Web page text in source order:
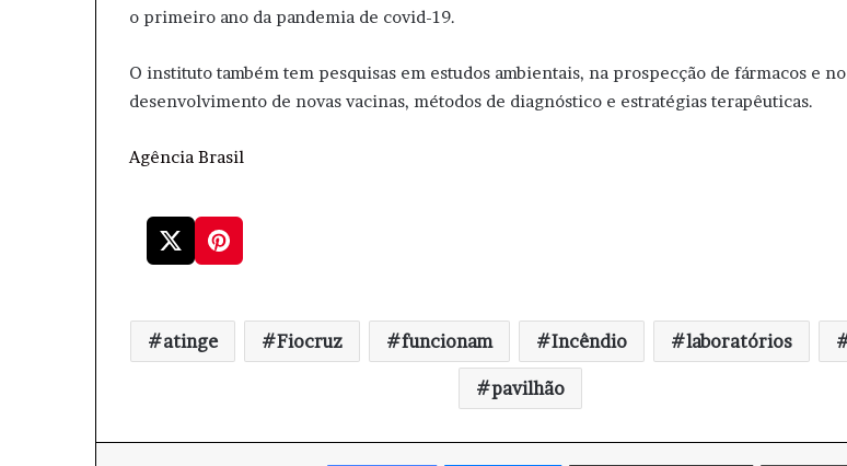
o primeiro ano da pandemia de covid-19.
O instituto também tem pesquisas em estudos ambientais, na prospecção de fármacos e no
desenvolvimento de novas vacinas, métodos de diagnóstico e estratégias terapêuticas.
Agência Brasil
atinge Fiocruz funcionam Incêndio laboratórios
pavilhão